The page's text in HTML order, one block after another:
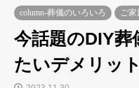
column-葬儀のいろいろ ご
今話題のDIY葬
たいデメリッ